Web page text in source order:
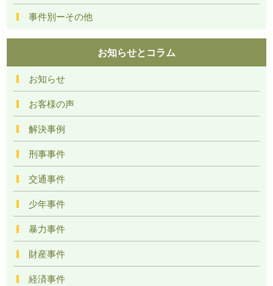
事件別ーその他
お知らせとコラム
お知らせ
お客様の声
解決事例
刑事事件
交通事件
少年事件
暴力事件
財産事件
経済事件